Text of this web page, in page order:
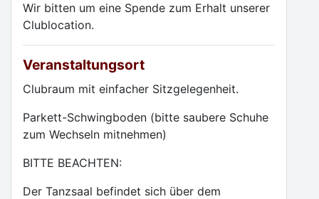
Wir bitten um eine Spende zum Erhalt unserer
Clublocation.
Veranstaltungsort
Clubraum mit einfacher Sitzgelegenheit.
Parkett-Schwingboden (bitte saubere Schuhe
zum Wechseln mitnehmen)
BITTE BEACHTEN:
Der Tanzsaal befindet sich über dem